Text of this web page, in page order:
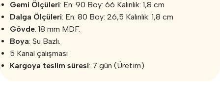
Gemi Ölçüleri: En: 90 Boy: 66 Kalınlık: 1,8 cm
Dalga Ölçüleri: En: 80 Boy: 26,5 Kalınlık: 1,8 cm
Gövde: 18 mm MDF.
Boya: Su Bazlı.
5 Kanal çalışması
Kargoya teslim süresi: 7 gün (Üretim)